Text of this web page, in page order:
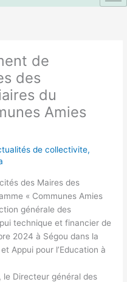
de
des
du
Amies
de collectivite,
des Maires des
« Communes Amies
générale des
technique et financier de
2024 à Ségou dans la
Appui pour l’Education à
le Directeur général des